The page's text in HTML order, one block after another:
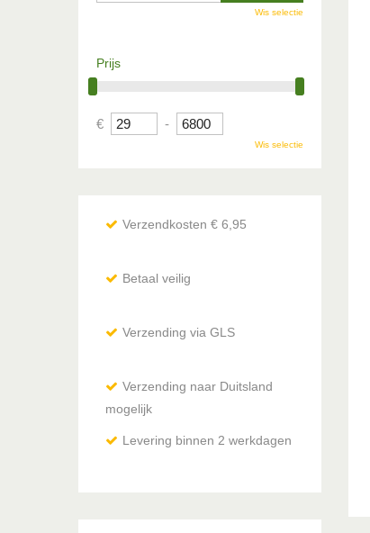
Wis selectie
Prijs
€ -
Wis selectie
Verzendkosten € 6,95
Betaal veilig
Verzending via GLS
Verzending naar Duitsland
mogelijk
Levering binnen 2 werkdagen